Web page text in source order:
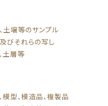
土壌等のサンプル
びそれらの写し
土層等
型、模造品、複製品